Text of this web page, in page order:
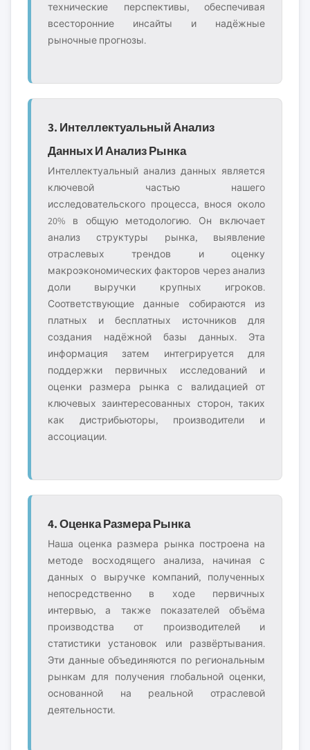
технические перспективы, обеспечивая
всесторонние инсайты и надёжные
рыночные прогнозы.
3. Интеллектуальный Анализ
Данных И Анализ Рынка
Интеллектуальный анализ данных является
ключевой частью нашего
исследовательского процесса, внося около
20% в общую методологию. Он включает
анализ структуры рынка, выявление
отраслевых трендов и оценку
макроэкономических факторов через анализ
доли выручки крупных игроков.
Соответствующие данные собираются из
платных и бесплатных источников для
создания надёжной базы данных. Эта
информация затем интегрируется для
поддержки первичных исследований и
оценки размера рынка с валидацией от
ключевых заинтересованных сторон, таких
как дистрибьюторы, производители и
ассоциации.
4. Оценка Размера Рынка
Наша оценка размера рынка построена на
методе восходящего анализа, начиная с
данных о выручке компаний, полученных
непосредственно в ходе первичных
интервью, а также показателей объёма
производства от производителей и
статистики установок или развёртывания.
Эти данные объединяются по региональным
рынкам для получения глобальной оценки,
основанной на реальной отраслевой
деятельности.